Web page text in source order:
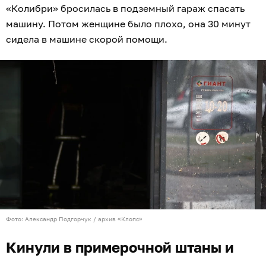
«Колибри» бросилась в подземный гараж спасать
машину. Потом женщине было плохо, она 30 минут
сидела в машине скорой помощи.
Фото: Александр Подгорчук / архив «Клопс»
Кинули в примерочной штаны и